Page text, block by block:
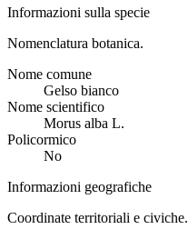
Informazioni sulla specie
Nomenclatura botanica.
Nome comune
Gelso bianco
Nome scientifico
Morus alba L.
Policormico
No
Informazioni geografiche
Coordinate territoriali e civiche.